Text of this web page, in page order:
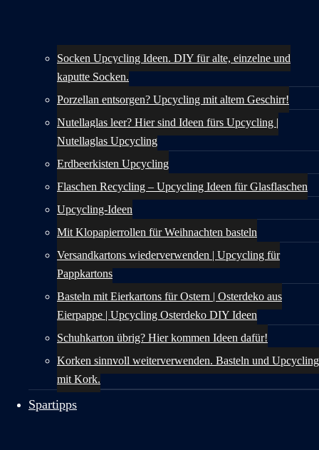
Socken Upcycling Ideen. DIY für alte, einzelne und
kaputte Socken.
Porzellan entsorgen? Upcycling mit altem Geschirr!
Nutellaglas leer? Hier sind Ideen fürs Upcycling |
Nutellaglas Upcycling
Erdbeerkisten Upcycling
Flaschen Recycling – Upcycling Ideen für Glasflaschen
Upcycling-Ideen
Mit Klopapierrollen für Weihnachten basteln
Versandkartons wiederverwenden | Upcycling für
Pappkartons
Basteln mit Eierkartons für Ostern | Osterdeko aus
Eierpappe | Upcycling Osterdeko DIY Ideen
Schuhkarton übrig? Hier kommen Ideen dafür!
Korken sinnvoll weiterverwenden. Basteln und Upcycling
mit Kork.
Spartipps